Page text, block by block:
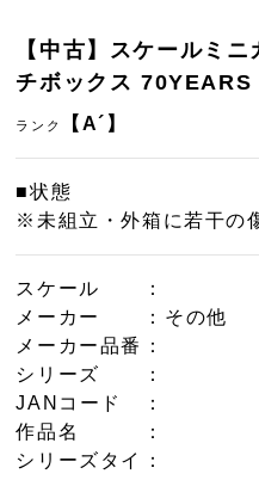
【中古】スケールミ
チボックス
ランク 【A´】
■状態
※未組立・外箱に若干の
スケール
：
メーカー
：その他
メーカー品番
：
シリーズ
：
JANコード
：
作品名
：
シリーズタイ
：